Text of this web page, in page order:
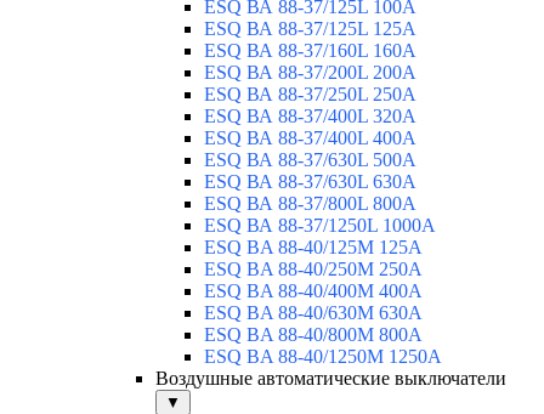
ESQ ВА 88-37/125L 100A
ESQ ВА 88-37/125L 125A
ESQ ВА 88-37/160L 160A
ESQ ВА 88-37/200L 200A
ESQ ВА 88-37/250L 250A
ESQ ВА 88-37/400L 320A
ESQ ВА 88-37/400L 400A
ESQ ВА 88-37/630L 500A
ESQ ВА 88-37/630L 630A
ESQ ВА 88-37/800L 800A
ESQ ВА 88-37/1250L 1000A
ESQ BA 88-40/125M 125A
ESQ BA 88-40/250M 250A
ESQ BA 88-40/400M 400A
ESQ BA 88-40/630М 630A
ESQ BA 88-40/800M 800A
ESQ BA 88-40/1250М 1250A
Воздушные автоматические выключатели
▼